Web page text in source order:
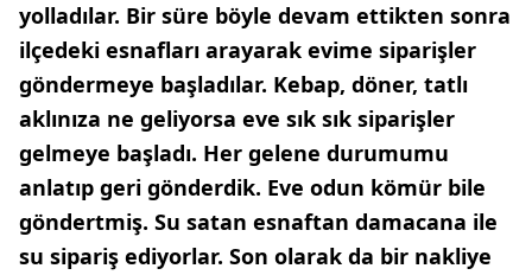
yolladılar. Bir süre böyle devam ettikten sonra
ilçedeki esnafları arayarak evime siparişler
göndermeye başladılar. Kebap, döner, tatlı
aklınıza ne geliyorsa eve sık sık siparişler
gelmeye başladı. Her gelene durumumu
anlatıp geri gönderdik. Eve odun kömür bile
göndertmiş. Su satan esnaftan damacana ile
su sipariş ediyorlar. Son olarak da bir nakliye